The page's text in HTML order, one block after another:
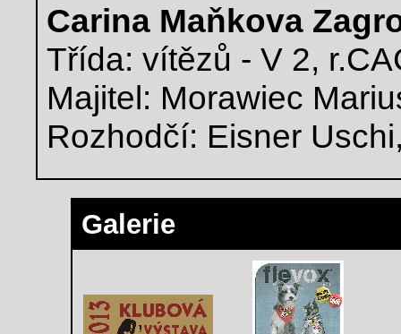
Carina Maňkova
Třída: vítězů - V 2,
Majitel: Morawiec
Rozhodčí: Eisner
Galerie